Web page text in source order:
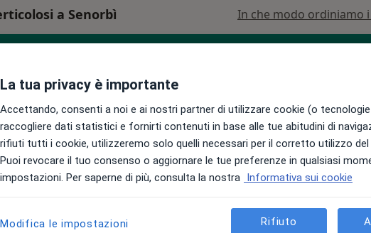
a Senorbì In che modo ordiniamo
Nutrizionista
Canalis
Chirurgo
recensioni
Oggi
5 Ago
Domani
6 Ago
Ven,
7 Ago 8 Ago
Non ci sono agende disponibili!
La tua privacy è importante
Accettando, consenti a noi e ai nostri partner di utilizzare cookie (o
raccogliere dati statistici e fornirti contenuti in base alle tue abitudini di
rifiuti tutti i cookie, utilizzeremo solo quelli necessari per il corretto utilizzo
Puoi revocare il tuo consenso o aggiornare le tue preferenze in qualsiasi
impostazioni. Per saperne di più, consulta la nostra Informativa sui cookie
Modifica le impostazioni Rifiuto